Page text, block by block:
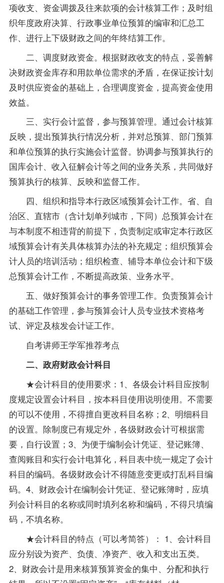
项收支、资金调拨及往来款项的会计核算工作；及时组
织年度政府决算、行政事业单位预算的编审和汇总工
作、进行上下级财政之间的年终结算工作。
二、调度财政资金。根据财政收支的特点，妥善解
决财政资金库存和用款单位需求的矛盾，在保证按计划
及时供应资金的基础上，合理调度资金，提高资金使用
效益。
三、实行会计监督，参与预算管理。通过会计核算
反映，提出预算执行情况分析，并对总预算、部门预算
和单位预算的执行实施会计监督。协调参与预算执行的
国库会计、收入征解会计等之间的业务关系，共同做好
预算执行的核算、反映和监督工作。
四、组织和指导本行政区域预算会计工作。省、自
治区、直辖市（含计划单列城市，下同）总预算会计在
与本制度不相违背的前提下，负责制定或审定本行政区
域预算会计有关具体核算办法的补充规定；组织预算会
计人员的培训活动；组织检查、 辅导本单位会计和下级
总预算会计工作，不断提高政策、业务水平。
五、做好预算会计的事务管理工作。负责预算会计
的基础工作管理，参与预算会计人员专业技术资格考
试、评定及核发会计证工作。
自考讲师王学军推荐考点
二、政府财政会计科目
★会计科目的使用要求：1、各级会计科目应按制
度规定设置会计科目，按本科目使用说明使用。不需要
的可以不使用，不得擅自更改科目名称；2、明细科目
的设置。除制度已有规定外，各级财政会计可根据需
要，自行设置；3、为便于编制会计凭证、登记账簿、
查阅账目和实行会计电算化，科目表中统一规定了会计
科目的编码。各级财政会计不得随意变更或打乱科目编
码。4、财政会计在编制会计凭证、登记账簿时，应填
列会计科目的名称或同时填列名称和编码，不得只填编
码，不填名称。
★会计科目的特点（可以考简答）： 1、会计科目
应分别设为资产、负债、净资产、收入和支出五类。
2、财政会计是用来核算预算资金的集中、分配和执行